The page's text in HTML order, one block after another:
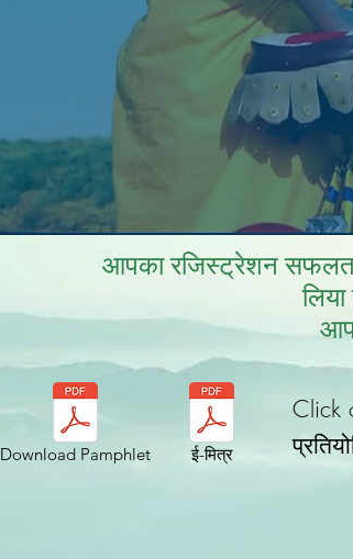
आपका रजिस्ट्रेशन सफलता
Download Pamphlet ई-मित्र
Click